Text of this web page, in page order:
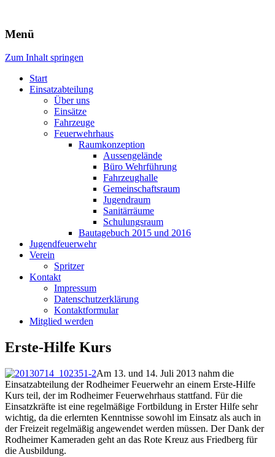
Freiwillige Feuerwehr Rodheim
v.d.H.
Menü
Zum Inhalt springen
Start
Einsatzabteilung
Über uns
Einsätze
Fahrzeuge
Feuerwehrhaus
Raumkonzeption
Aussengelände
Büro Wehrführung
Fahrzeughalle
Gemeinschaftsraum
Jugendraum
Sanitärräume
Schulungsraum
Bautagebuch 2015 und 2016
Jugendfeuerwehr
Verein
Spritzer
Kontakt
Impressum
Datenschutzerklärung
Kontaktformular
Mitglied werden
Erste-Hilfe Kurs
Am 13. und 14. Juli 2013 nahm die
Einsatzabteilung der Rodheimer Feuerwehr an einem Erste-Hilfe
Kurs teil, der im Rodheimer Feuerwehrhaus stattfand. Für die
Einsatzkräfte ist eine regelmäßige Fortbildung in Erster Hilfe sehr
wichtig, da die erlernten Kenntnisse sowohl im Einsatz als auch in
der Freizeit regelmäßig angewendet werden müssen. Der Dank der
Rodheimer Kameraden geht an das Rote Kreuz aus Friedberg für
die Ausbildung.